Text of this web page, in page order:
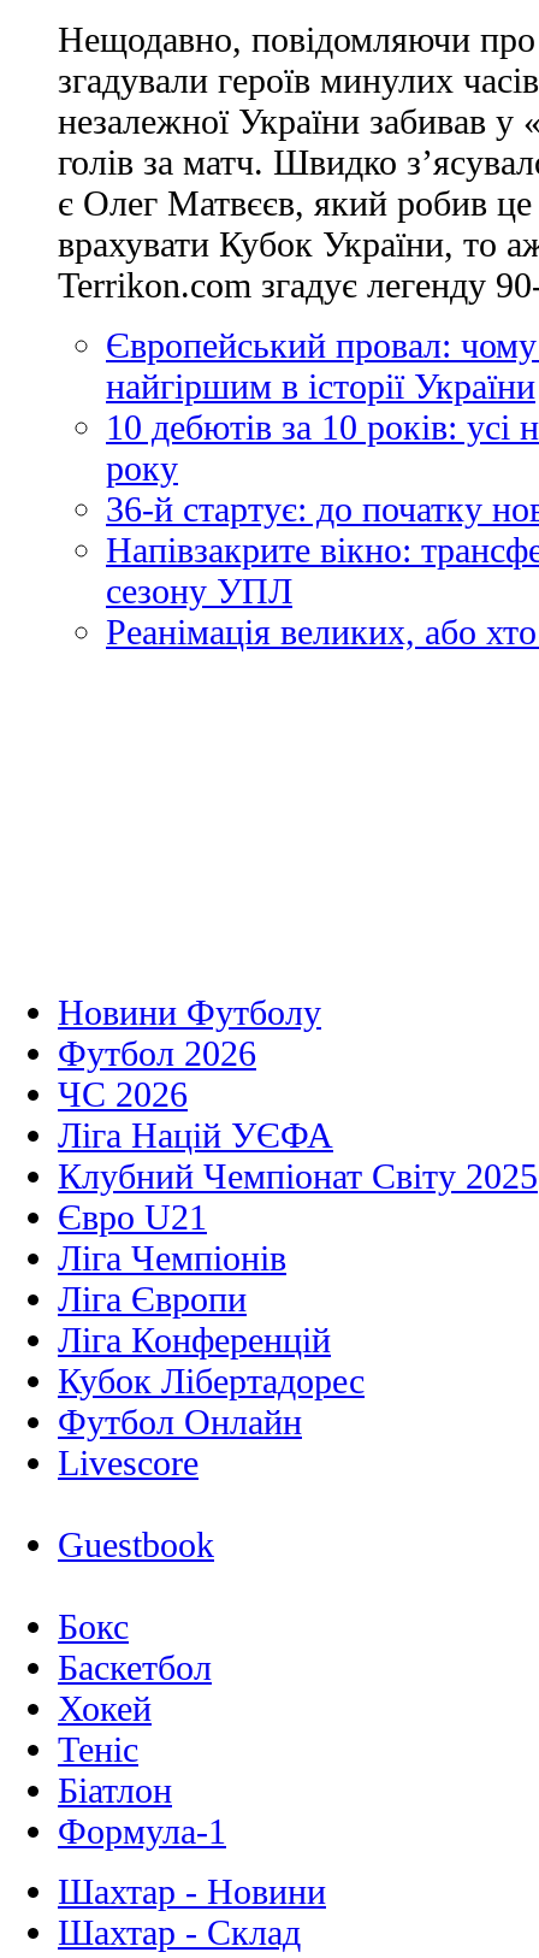
Нещодавно, повідомляючи про
згадували героїв минулих
незалежної України забивав
голів за матч. Швидко
є Олег Матвєєв, який робив
врахувати Кубок України, то
Terrikon.com згадує легенду
Європейський провал:
найгіршим в історії України
10 дебютів за 10 років:
року
36-й стартує: до початку
Напівзакрите вікно:
сезону УПЛ
Реанімація великих, або
Новини Футболу
Футбол 2026
ЧС 2026
Ліга Націй УЄФА
Клубний Чемпіонат Світу 2025
Євро U21
Ліга Чемпіонів
Ліга Європи
Ліга Конференцій
Кубок Лібертадорес
Футбол Онлайн
Livescore
Guestbook
Бокс
Баскетбол
Хокей
Теніс
Біатлон
Формула-1
Шахтар - Новини
Шахтар - Склад